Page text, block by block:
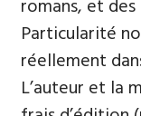
romans, et des
Particularité
réellement
L’auteur et la